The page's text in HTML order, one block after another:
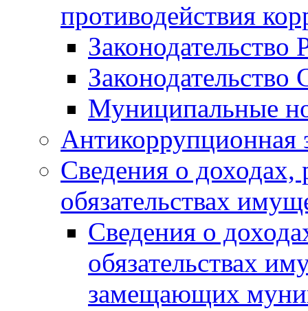
противодействия
Законодательство
Муниципальные
Антикоррупционная
Сведения о доходах,
обязательствах
Сведения о
обязательствах
замещающих